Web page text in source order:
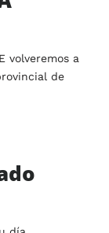
volveremos a
de